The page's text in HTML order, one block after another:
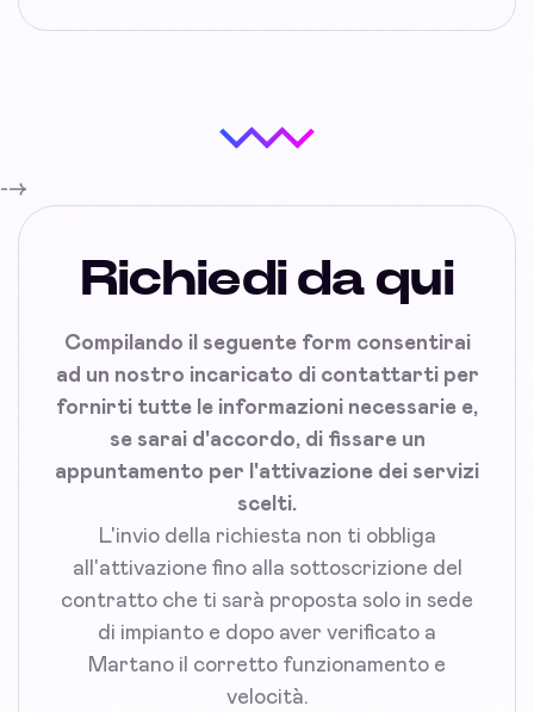
-->
Richiedi da qui
Compilando il seguente form consentirai
ad un nostro incaricato di contattarti per
fornirti tutte le informazioni necessarie e,
se sarai d'accordo, di fissare un
appuntamento per l'attivazione dei servizi
scelti.
L'invio della richiesta non ti obbliga
all'attivazione fino alla sottoscrizione del
contratto che ti sarà proposta solo in sede
di impianto e dopo aver verificato a
Martano il corretto funzionamento e
velocità.